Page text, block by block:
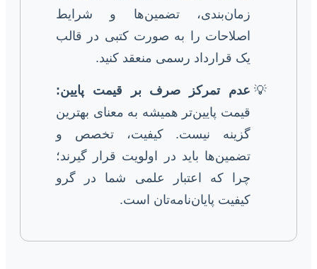
زمان‌بندی، تضمین‌ها و شرایط
اصلاحات را به صورت کتبی در قالب
یک قرارداد رسمی منعقد کنید.
عدم تمرکز صرف بر قیمت پایین:
قیمت پایین‌تر همیشه به معنای بهترین
گزینه نیست. کیفیت، تخصص و
تضمین‌ها باید در اولویت قرار گیرند؛
چرا که اعتبار علمی شما در گرو
کیفیت پایان‌نامه‌تان است.